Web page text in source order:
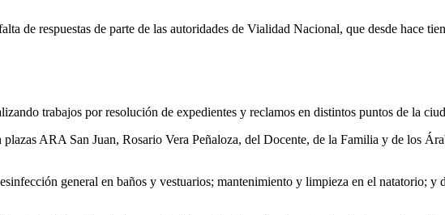
de respuestas de parte de las autoridades de Vialidad Nacional, que desde hace
trabajos por resolución de expedientes y reclamos en distintos puntos de la
ARA San Juan, Rosario Vera Peñaloza, del Docente, de la Familia y de los
general en baños y vestuarios; mantenimiento y limpieza en el natatorio; y